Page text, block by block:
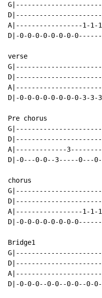
A|-----------------1-1-
D|-0-0-0-0-0-0-0-
verse
D|-0-0-0-0-0-0-0-0-3-
Pre chorus
A|-------------
D|-0---0-0--3-----0---
chorus
A|-----------------1-1-
D|-0-0-0-0-0-0-0-
Bridge1
D|-0-0-0--0-0--0-0--0-